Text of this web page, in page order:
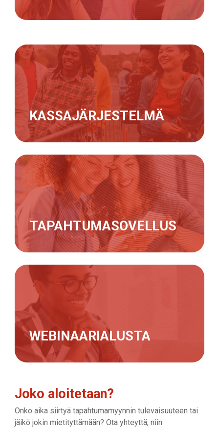
KASSAJÄRJESTELMÄ
TAPAHTUMASOVELLUS
WEBINAARIALUSTA
Joko aloitetaan?
Onko aika siirtyä tapahtumamyynnin tulevaisuuteen tai
jäikö jokin mietityttämään? Ota yhteyttä, niin